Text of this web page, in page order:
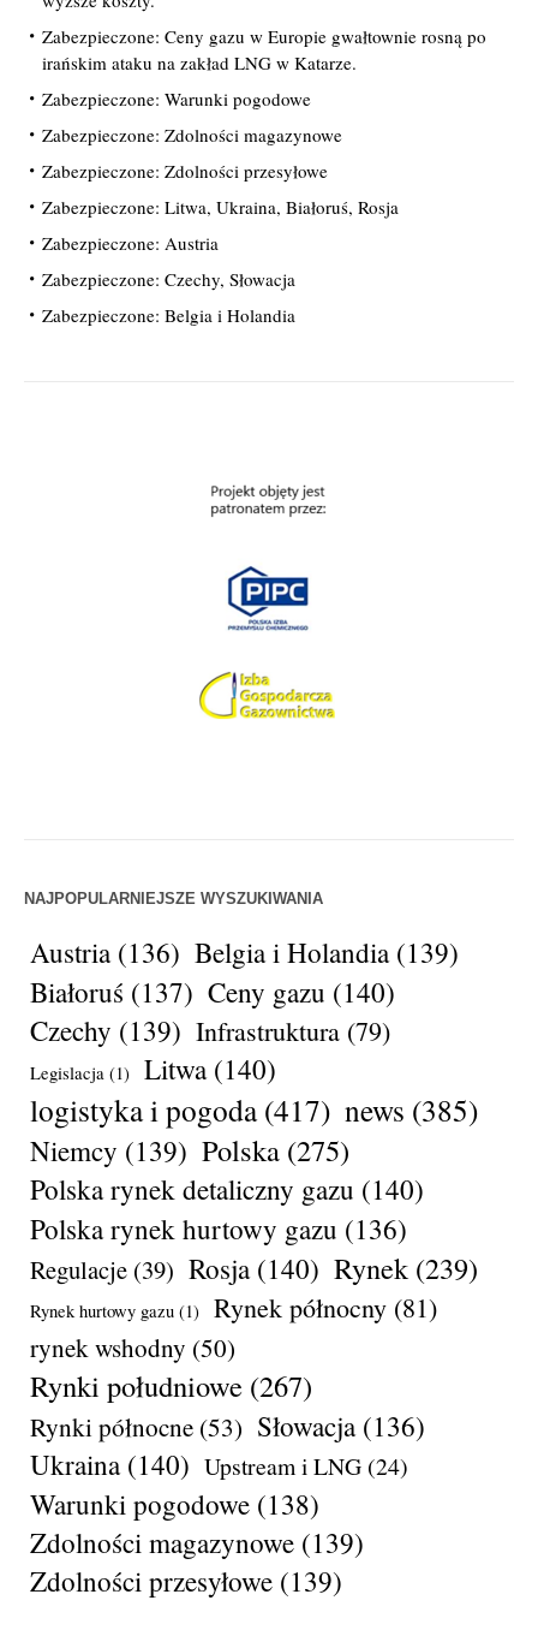
Zabezpieczone: Ceny gazu w Europie gwałtownie rosną po
irańskim ataku na zakład LNG w Katarze.
Zabezpieczone: Warunki pogodowe
Zabezpieczone: Zdolności magazynowe
Zabezpieczone: Zdolności przesyłowe
Zabezpieczone: Litwa, Ukraina, Białoruś, Rosja
Zabezpieczone: Austria
Zabezpieczone: Czechy, Słowacja
Zabezpieczone: Belgia i Holandia
NAJPOPULARNIEJSZE WYSZUKIWANIA
Austria(136) Belgia i Holandia(139)
Białoruś (137) Ceny gazu (140)
Czechy (139) Infrastruktura (79)
Legislacja (1) Litwa(140)
logistyka i pogoda(417) news (385)
Niemcy (139) Polska (275)
Polska rynek detaliczny gazu (140)
Polska rynek hurtowy gazu (136)
Regulacje (39) Rosja(140) Rynek (239)
Rynek hurtowy gazu (1) Rynek północny (81)
rynek wshodny (50)
Rynki południowe (267)
Rynki północne (53) Słowacja(136)
Ukraina(140) Upstream i LNG (24)
Warunki pogodowe (138)
Zdolności magazynowe (139)
Zdolności przesyłowe (139)